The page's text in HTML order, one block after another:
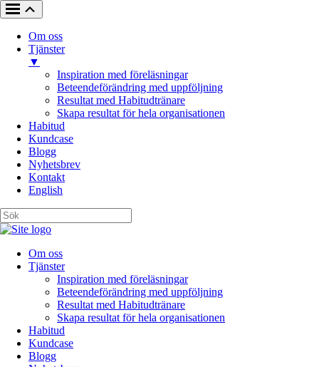
Om oss
Tjänster
▼
Inspiration med föreläsningar
Beteendeförändring med uppföljning
Resultat med Habitudtränare
Skapa resultat för hela organisationen
Habitud
Kundcase
Blogg
Nyhetsbrev
Kontakt
English
Om oss
Tjänster
Inspiration med föreläsningar
Beteendeförändring med uppföljning
Resultat med Habitudtränare
Skapa resultat för hela organisationen
Habitud
Kundcase
Blogg